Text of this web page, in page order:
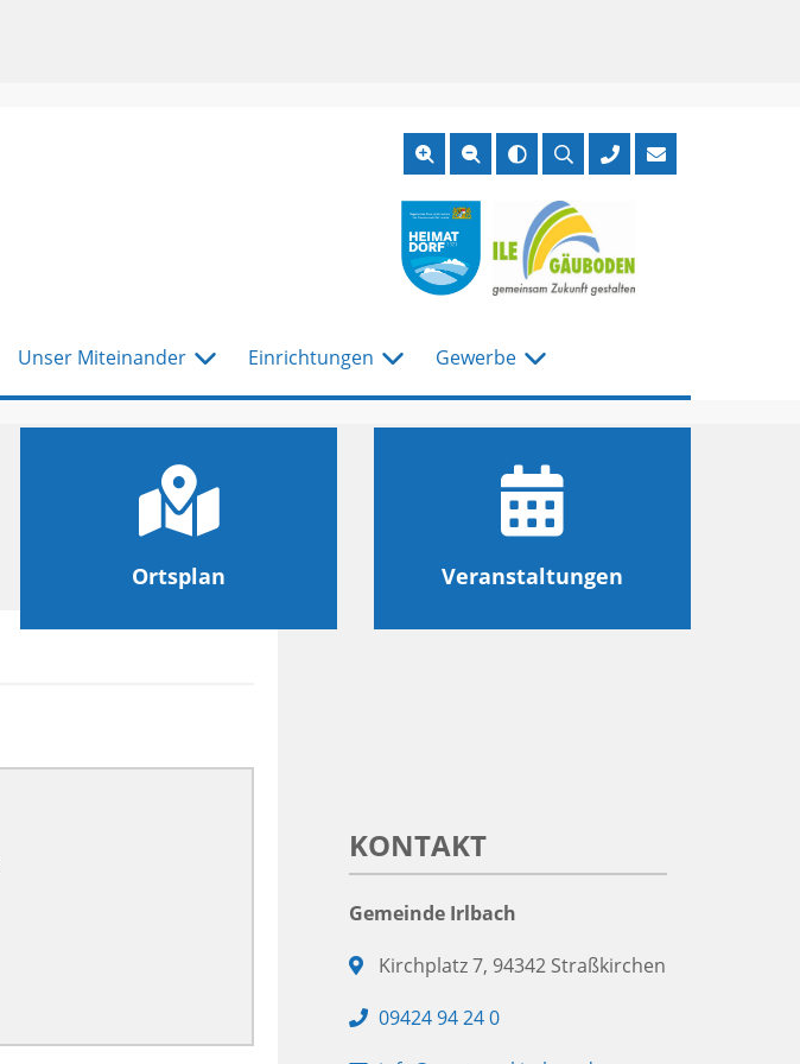
Suche
Unser Miteinander Einrichtungen Gewerbe
Ortsplan Veranstaltungen
KONTAKT
Gemeinde Irlbach
Adresse:
Kirchplatz 7, 94342 Straßkirchen
Telefon:
09424 94 24 0